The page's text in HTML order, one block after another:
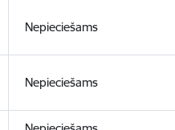
Nepieciešams
Nepieciešams